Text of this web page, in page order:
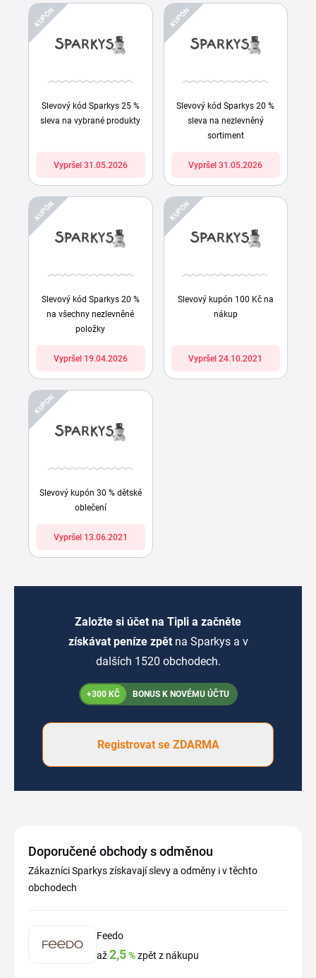
KUPÓN
Slevový kód Sparkys 25 %
sleva na vybrané produkty
Vypršel 31.05.2026
KUPÓN
Slevový kód Sparkys 20 %
sleva na nezlevněný
sortiment
Vypršel 31.05.2026
KUPÓN
Slevový kód Sparkys 20 %
na všechny nezlevněné
položky
Vypršel 19.04.2026
KUPÓN
Slevový kupón 100 Kč na
nákup
Vypršel 24.10.2021
KUPÓN
Slevový kupón 30 % dětské
oblečení
Vypršel 13.06.2021
Založte si účet na Tipli a začněte
získávat peníze zpět na Sparkys a v
dalších 1520 obchodech.
+300 KČ BONUS K NOVÉMU ÚČTU
Registrovat se ZDARMA
Doporučené obchody s odměnou
Zákazníci Sparkys získavají slevy a odměny i v těchto
obchodech
Feedo
až2,5%zpět z nákupu